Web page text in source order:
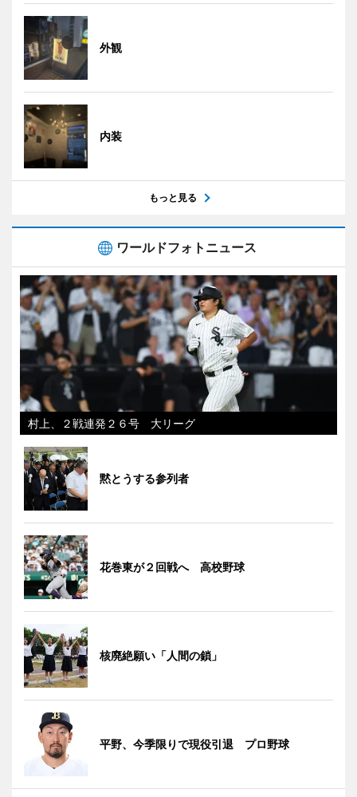
外観
内装
もっと見る
ワールドフォトニュース
村上、２戦連発２６号 大リーグ
黙とうする参列者
花巻東が２回戦へ 高校野球
核廃絶願い「人間の鎖」
平野、今季限りで現役引退 プロ野球